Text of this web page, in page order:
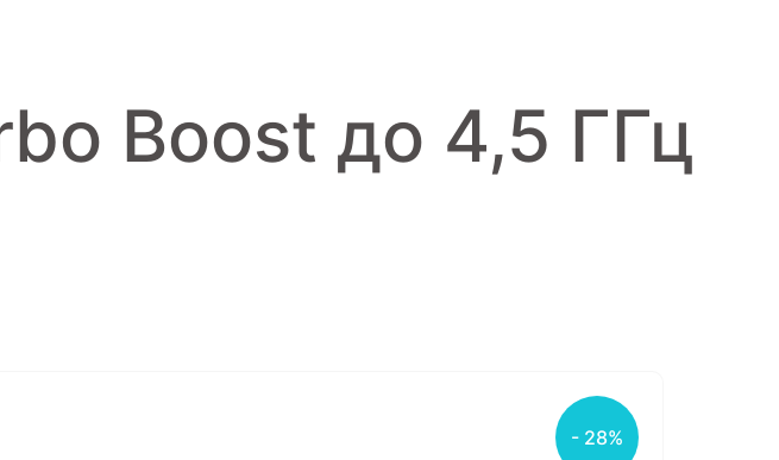
Boost до 4,5 ГГц
- 28%